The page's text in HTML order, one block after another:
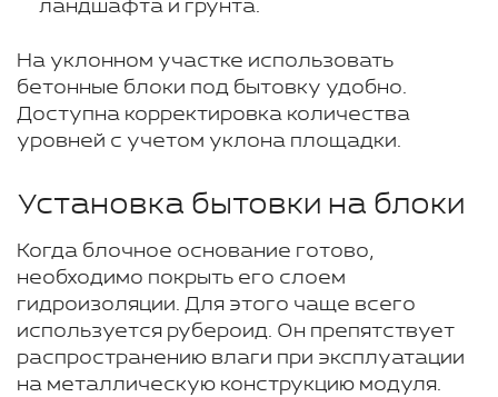
ландшафта и грунта.
На уклонном участке использовать
бетонные блоки под бытовку удобно.
Доступна корректировка количества
уровней с учетом уклона площадки.
Установка бытовки на блоки
Когда блочное основание готово,
необходимо покрыть его слоем
гидроизоляции. Для этого чаще всего
используется рубероид. Он препятствует
распространению влаги при эксплуатации
на металлическую конструкцию модуля.